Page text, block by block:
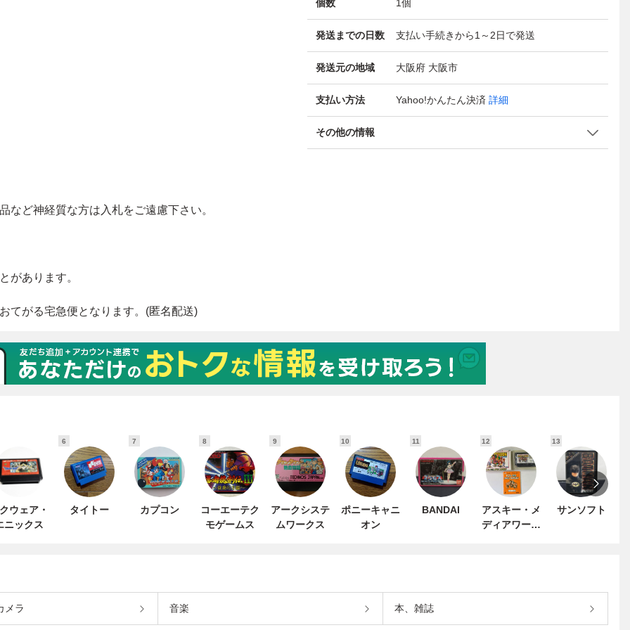
個数 1 個
発送までの日数 支払い手続きから1～2日で発送
発送元の地域 大阪府 大阪市
支払い方法 Yahoo!かんたん決済 詳細
その他の情報
ウェア・
ニックス
6
タイトー
7
カプコン
8
コーエーテク
モゲームス
9
アークシステ
ムワークス
10
ポニーキャニ
オン
11
BANDAI
12
アスキー・メ
ディアワーク
13
サンソフト
メラ 音楽 本、雑誌